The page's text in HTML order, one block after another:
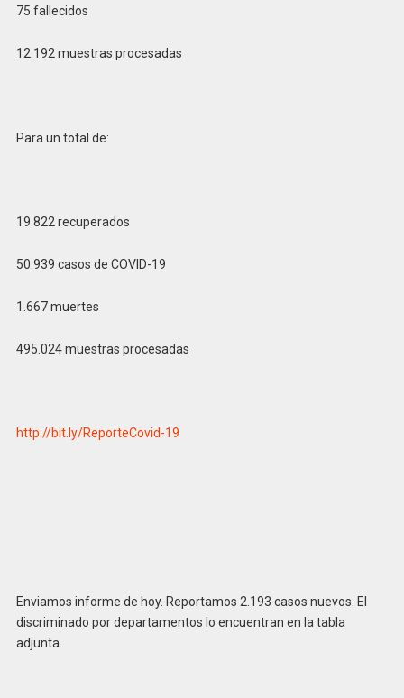
75 fallecidos
12.192 muestras procesadas
Para un total de:
19.822 recuperados
50.939 casos de COVID-19
1.667 muertes
495.024 muestras procesadas
http://bit.ly/ReporteCovid-19
Enviamos informe de hoy. Reportamos 2.193 casos nuevos. El
discriminado por departamentos lo encuentran en la tabla
adjunta.